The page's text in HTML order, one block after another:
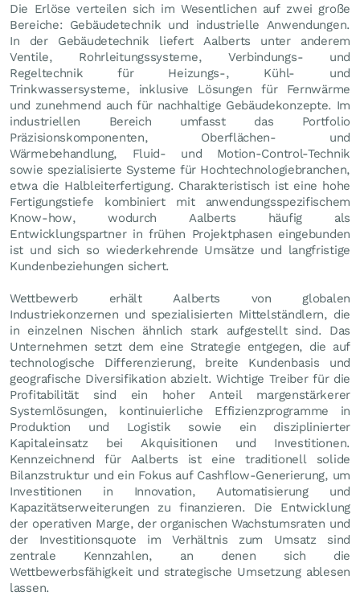
Die Erlöse verteilen sich im Wesentlichen auf zwei große
Bereiche: Gebäudetechnik und industrielle Anwendungen.
In der Gebäudetechnik liefert Aalberts unter anderem
Ventile, Rohrleitungssysteme, Verbindungs- und
Regeltechnik für Heizungs-, Kühl- und
Trinkwassersysteme, inklusive Lösungen für Fernwärme
und zunehmend auch für nachhaltige Gebäudekonzepte. Im
industriellen Bereich umfasst das Portfolio
Präzisionskomponenten, Oberflächen- und
Wärmebehandlung, Fluid- und Motion-Control-Technik
sowie spezialisierte Systeme für Hochtechnologiebranchen,
etwa die Halbleiterfertigung. Charakteristisch ist eine hohe
Fertigungstiefe kombiniert mit anwendungsspezifischem
Know-how, wodurch Aalberts häufig als
Entwicklungspartner in frühen Projektphasen eingebunden
ist und sich so wiederkehrende Umsätze und langfristige
Kundenbeziehungen sichert.
Wettbewerb erhält Aalberts von globalen
Industriekonzernen und spezialisierten Mittelständlern, die
in einzelnen Nischen ähnlich stark aufgestellt sind. Das
Unternehmen setzt dem eine Strategie entgegen, die auf
technologische Differenzierung, breite Kundenbasis und
geografische Diversifikation abzielt. Wichtige Treiber für die
Profitabilität sind ein hoher Anteil margenstärkerer
Systemlösungen, kontinuierliche Effizienzprogramme in
Produktion und Logistik sowie ein disziplinierter
Kapitaleinsatz bei Akquisitionen und Investitionen.
Kennzeichnend für Aalberts ist eine traditionell solide
Bilanzstruktur und ein Fokus auf Cashflow-Generierung, um
Investitionen in Innovation, Automatisierung und
Kapazitätserweiterungen zu finanzieren. Die Entwicklung
der operativen Marge, der organischen Wachstumsraten und
der Investitionsquote im Verhältnis zum Umsatz sind
zentrale Kennzahlen, an denen sich die
Wettbewerbsfähigkeit und strategische Umsetzung ablesen
lassen.